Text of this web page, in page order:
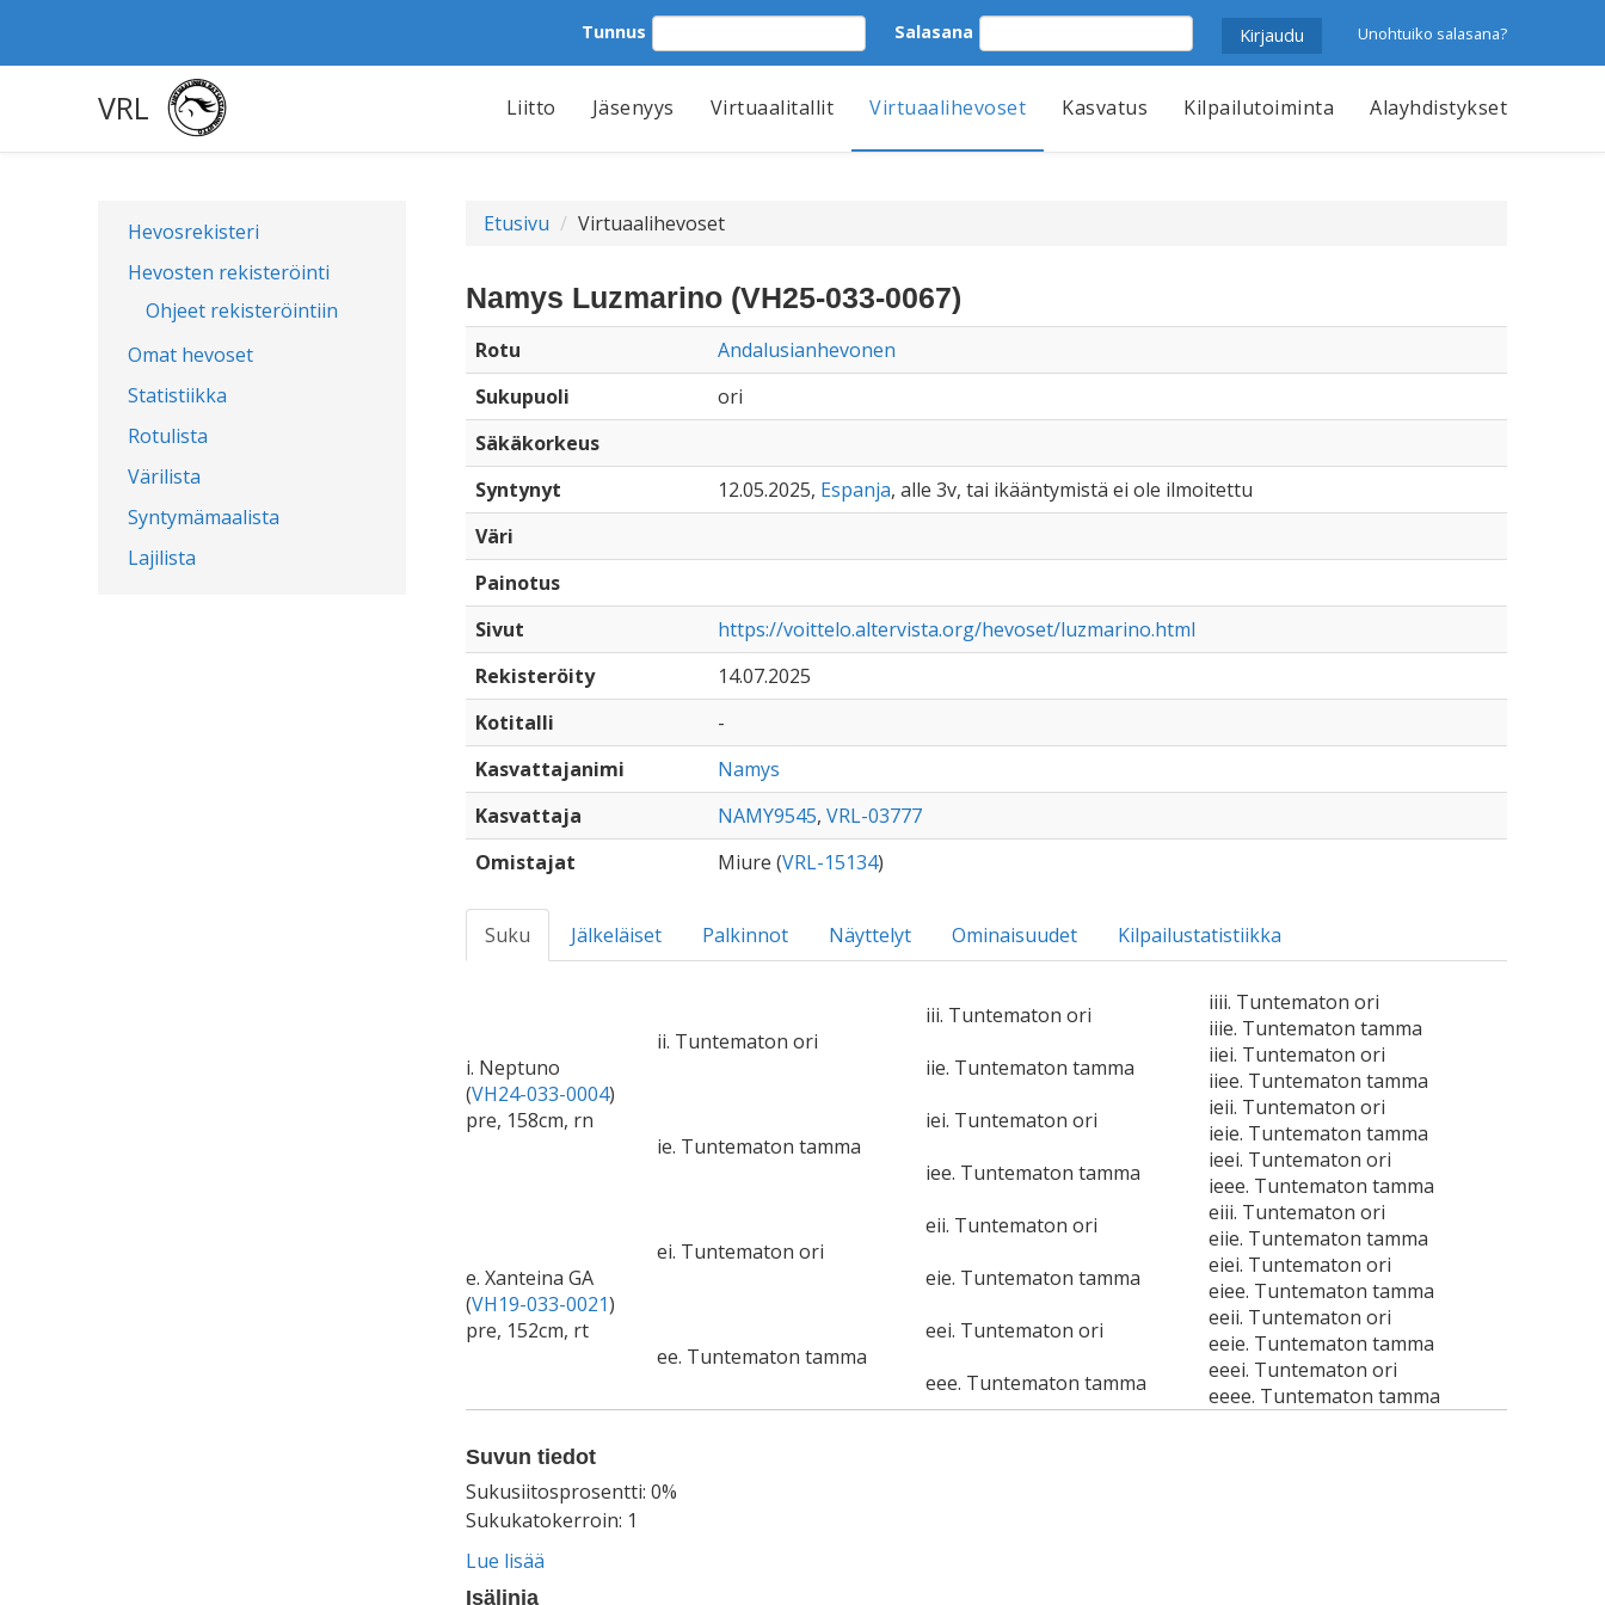
Tunnus Salasana Unohtuiko salasana?
VRL Liitto Jäsenyys Virtuaalitallit Virtuaalihevoset Kasvatus Kilpailutoiminta Alayhdistykset
Hevosrekisteri
Hevosten rekisteröinti
Ohjeet rekisteröintiin
Omat hevoset
Statistiikka
Rotulista
Värilista
Syntymämaalista
Lajilista
Etusivu Virtuaalihevoset
Namys Luzmarino (VH25-033-0067)
Rotu
Andalusianhevonen
Sukupuoli
ori
Säkäkorkeus
Syntynyt
12.05.2025, Espanja, alle 3v, tai ikääntymistä ei ole ilmoitettu
Väri
Painotus
Sivut
https://voittelo.altervista.org/hevoset/luzmarino.html
Rekisteröity
14.07.2025
Kotitalli
-
Kasvattajanimi
Namys
Kasvattaja
NAMY9545, VRL-03777
Omistajat
Miure (VRL-15134)
Suku Jälkeläiset Palkinnot Näyttelyt Ominaisuudet Kilpailustatistiikka
i. Neptuno
(VH24-033-0004)
pre, 158cm, rn
ii. Tuntematon ori
iii. Tuntematon ori
iiii. Tuntematon ori
iiie. Tuntematon tamma
iie. Tuntematon tamma
iiei. Tuntematon ori
iiee. Tuntematon tamma
ie. Tuntematon tamma
iei. Tuntematon ori
ieii. Tuntematon ori
ieie. Tuntematon tamma
iee. Tuntematon tamma
ieei. Tuntematon ori
ieee. Tuntematon tamma
e. Xanteina GA
(VH19-033-0021)
pre, 152cm, rt
ei. Tuntematon ori
eii. Tuntematon ori
eiii. Tuntematon ori
eiie. Tuntematon tamma
eie. Tuntematon tamma
eiei. Tuntematon ori
eiee. Tuntematon tamma
ee. Tuntematon tamma
eei. Tuntematon ori
eeii. Tuntematon ori
eeie. Tuntematon tamma
eee. Tuntematon tamma
eeei. Tuntematon ori
eeee. Tuntematon tamma
Suvun tiedot
Sukusiitosprosentti: 0%
Sukukatokerroin: 1
Lue lisää
Isälinja